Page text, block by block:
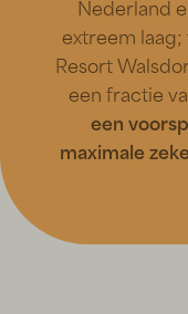
Nederland
extreem laag;
Resort
een fractie
een
maximale